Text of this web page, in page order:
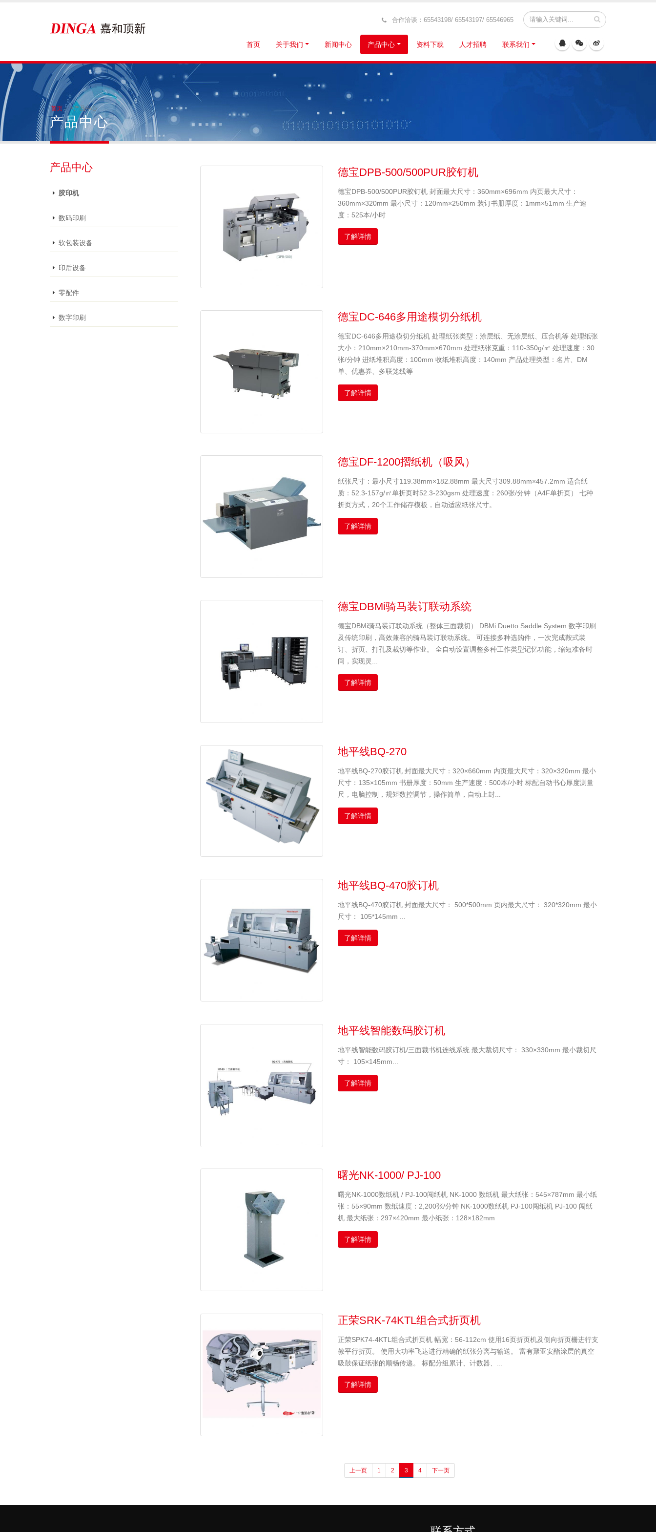
合作洽谈：65543198/ 65543197/ 65546965
首页 关于我们 新闻中心 产品中心 资料下载 人才招聘 联系我们
首页 >产品中心
产品中心
产品中心
胶印机
数码印刷
软包装设备
印后设备
零配件
数字印刷
德宝DPB-500/500PUR胶钉机
德宝DPB-500/500PUR胶钉机 封面最大尺寸：360mm×696mm 内页最大尺寸：
360mm×320mm 最小尺寸：120mm×250mm 装订书册厚度：1mm×51mm 生产速
度：525本/小时
了解详情
德宝DC-646多用途模切分纸机
德宝DC-646多用途模切分纸机 处理纸张类型：涂层纸、无涂层纸、压合机等 处理纸张
大小：210mm×210mm-370mm×670mm 处理纸张克重：110-350g/㎡ 处理速度：30
张/分钟 进纸堆积高度：100mm 收纸堆积高度：140mm 产品处理类型：名片、DM
单、优惠券、多联笼线等
了解详情
德宝DF-1200摺纸机（吸风）
纸张尺寸：最小尺寸119.38mm×182.88mm 最大尺寸309.88mm×457.2mm 适合纸
质：52.3-157g/㎡单折页时52.3-230gsm 处理速度：260张/分钟（A4F单折页） 七种
折页方式，20个工作储存模板，自动适应纸张尺寸。
了解详情
德宝DBMi骑马装订联动系统
德宝DBMi骑马装订联动系统（整体三面裁切） DBMi Duetto Saddle System 数字印刷
及传统印刷，高效兼容的骑马装订联动系统。 可连接多种选购件，一次完成鞍式装
订、折页、打孔及裁切等作业。 全自动设置调整多种工作类型记忆功能，缩短准备时
间，实现灵...
了解详情
地平线BQ-270
地平线BQ-270胶订机 封面最大尺寸：320×660mm 内页最大尺寸：320×320mm 最小
尺寸：135×105mm 书册厚度：50mm 生产速度：500本/小时 标配自动书心厚度测量
尺，电脑控制，规矩数控调节，操作简单，自动上封...
了解详情
地平线BQ-470胶订机
地平线BQ-470胶订机 封面最大尺寸： 500*500mm 页内最大尺寸： 320*320mm 最小
尺寸： 105*145mm ...
了解详情
地平线智能数码胶订机
地平线智能数码胶订机/三面裁书机连线系统 最大裁切尺寸： 330×330mm 最小裁切尺
寸： 105×145mm...
了解详情
曙光NK-1000/ PJ-100
曙光NK-1000数纸机 / PJ-100闯纸机 NK-1000 数纸机 最大纸张：545×787mm 最小纸
张：55×90mm 数纸速度：2,200张/分钟 NK-1000数纸机 PJ-100闯纸机 PJ-100 闯纸
机 最大纸张：297×420mm 最小纸张：128×182mm
了解详情
正荣SRK-74KTL组合式折页机
正荣SPK74-4KTL组合式折页机 幅宽：56-112cm 使用16页折页机及侧向折页栅进行支
教平行折页。 使用大功率飞达进行精确的纸张分离与输送。 富有聚亚安酯涂层的真空
吸鼓保证纸张的顺畅传递。 标配分组累计、计数器、...
了解详情
上一页 1 2 3 4 下一页